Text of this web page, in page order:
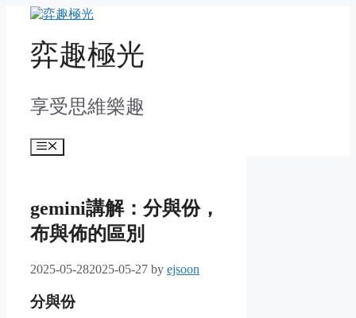
content弈趣極光
享受思維樂趣
Menu
gemini講解：分與份，
布與佈的區別
2025-05-282025-05-27 by ejsoon
分與份